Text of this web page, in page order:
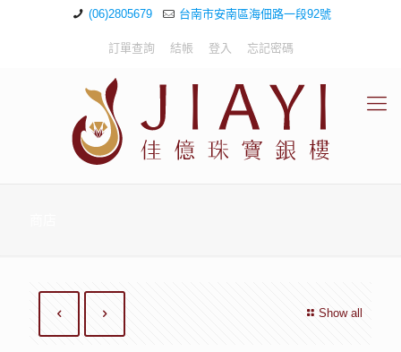
(06)2805679 台南市安南區海佃路一段92號
訂單查詢 結帳 登入 忘記密碼
Show all